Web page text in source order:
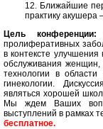
12. Ближайшие
практику акушера
Цель конференции:
пролиферативных
в контексте
обслуживания
технологии в области
гинекологии.
являться хорошей
Мы ждем Ваших
выступлений в рамках
бесплатное.